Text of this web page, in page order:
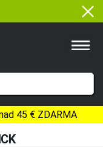
45 € ZDARMA